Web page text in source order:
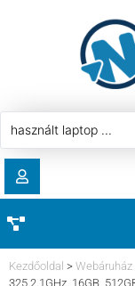
HASZNÁLT
Kezdőoldal > Webáruház
325 2.1GHz, 16GB,